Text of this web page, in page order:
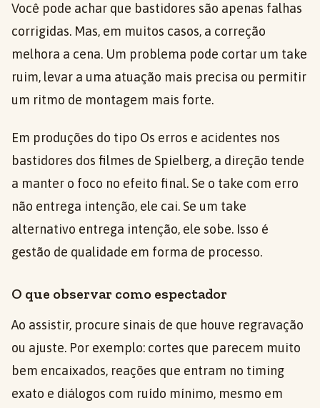
Você pode achar que bastidores são apenas falhas
corrigidas. Mas, em muitos casos, a correção
melhora a cena. Um problema pode cortar um take
ruim, levar a uma atuação mais precisa ou permitir
um ritmo de montagem mais forte.
Em produções do tipo Os erros e acidentes nos
bastidores dos filmes de Spielberg, a direção tende
a manter o foco no efeito final. Se o take com erro
não entrega intenção, ele cai. Se um take
alternativo entrega intenção, ele sobe. Isso é
gestão de qualidade em forma de processo.
O que observar como espectador
Ao assistir, procure sinais de que houve regravação
ou ajuste. Por exemplo: cortes que parecem muito
bem encaixados, reações que entram no timing
exato e diálogos com ruído mínimo, mesmo em